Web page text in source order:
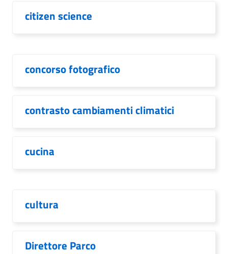
citizen science
concorso fotografico
contrasto cambiamenti climatici
cucina
cultura
Direttore Parco